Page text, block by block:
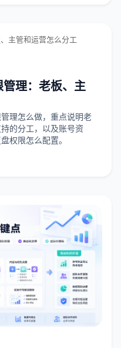
理：老板、主
理怎么做，重点说明老
的分工，以及账号资
权限怎么配置。